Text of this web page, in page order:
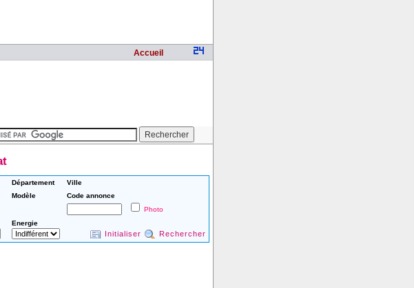
Accueil
Département
Ville
Modèle
Code annonce
Photo
Energie
Initialiser Rechercher